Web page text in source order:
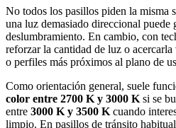
No todos los pasillos piden la misma
una luz demasiado direccional puede
deslumbramiento. En cambio, con
reforzar la cantidad de luz o
o perfiles más próximos al plano de
Como orientación general, suele
color entre 2700 K y 3000 K si se
entre 3000 K y 3500 K cuando
limpio. En pasillos de tránsito